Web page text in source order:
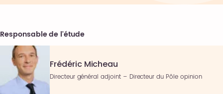
Responsable de l'étude
Frédéric Micheau
Directeur général adjoint – Directeur du Pôle opinion